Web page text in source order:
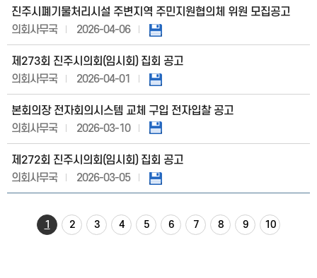
진주시폐기물처리시설 주변지역 주민지원협의체 위원 모집공고
의회사무국
2026-04-06
제273회 진주시의회(임시회) 집회 공고
의회사무국
2026-04-01
본회의장 전자회의시스템 교체 구입 전자입찰 공고
의회사무국
2026-03-10
제272회 진주시의회(임시회) 집회 공고
의회사무국
2026-03-05
1 2 3 4 5 6 7 8 9 10